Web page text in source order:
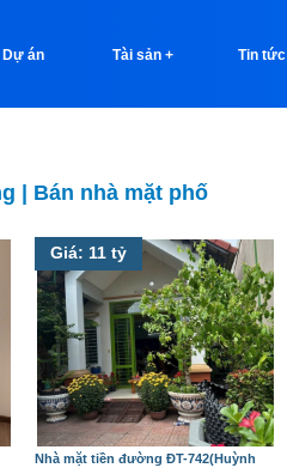
Dự án Tài sản + Tin tức
Bán nhà mặt phố
Giá: 11 tỷ
Nhà mặt tiền đường ĐT-742(Huỳnh